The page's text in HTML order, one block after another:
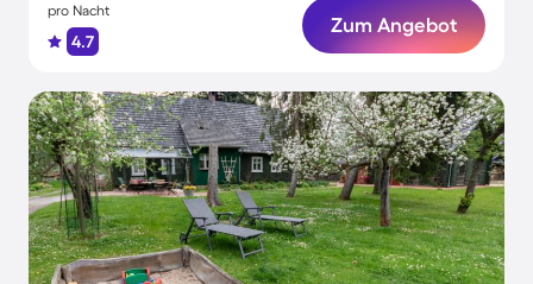
pro Nacht
4.7
Zum Angebot